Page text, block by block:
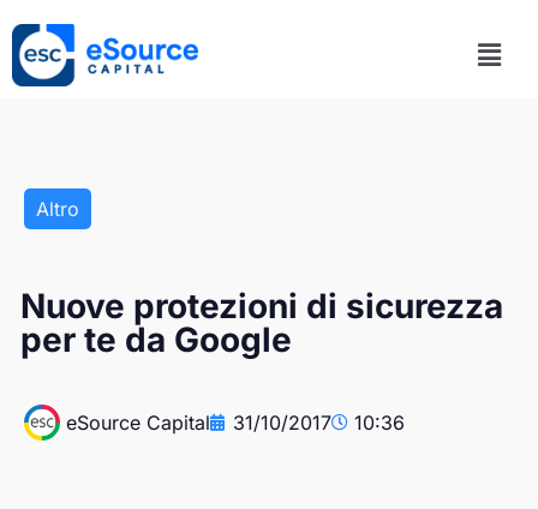
Altro
Nuove protezioni di sicurezza
per te da Google
eSource Capital 31/10/2017 10:36